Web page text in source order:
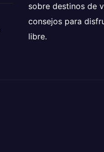
sobre destinos de
consejos para
libre.